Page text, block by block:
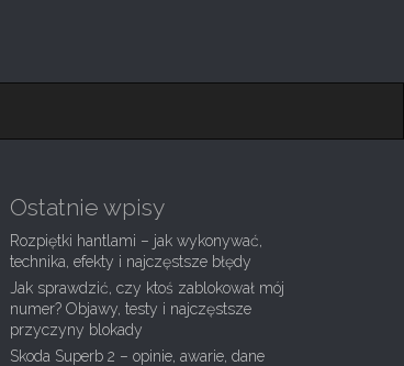
Ostatnie wpisy
Rozpiętki hantlami – jak wykonywać,
technika, efekty i najczęstsze błędy
Jak sprawdzić, czy ktoś zablokował mój
numer? Objawy, testy i najczęstsze
przyczyny blokady
Skoda Superb 2 – opinie, awarie, dane